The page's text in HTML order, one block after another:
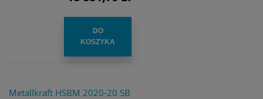
DO
KOSZYKA
Metallkraft HSBM 2020-20 SB